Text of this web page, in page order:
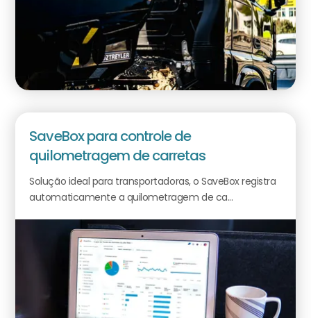
SaveBox para controle de
quilometragem de carretas
Solução ideal para transportadoras, o SaveBox registra
automaticamente a quilometragem de ca...